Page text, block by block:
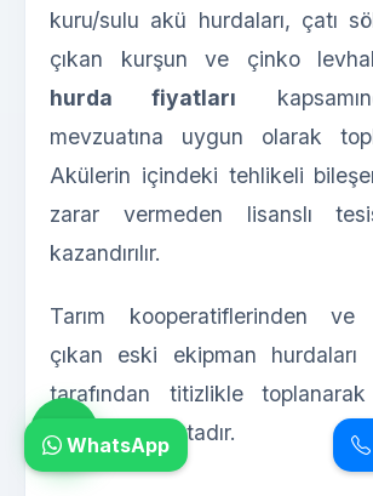
kuru/sulu akü hurdaları, çatı
çıkan kurşun ve çinko
hurda fiyatları
mevzuatına uygun olarak
Akülerin içindeki tehlikeli
zarar vermeden lisanslı
kazandırılır.
Tarım kooperatiflerinden ve
çıkan eski ekipman
tarafından titizlikle
kazandırılmaktadır.
WhatsApp